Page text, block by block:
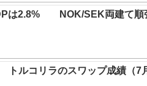
は2.8% NOK/SEK両建て順
ルコリラのスワップ成績（7月